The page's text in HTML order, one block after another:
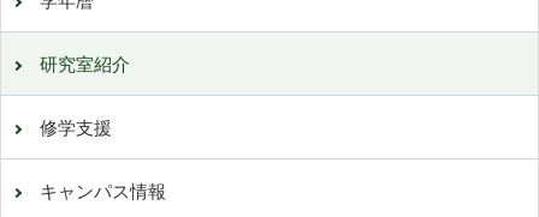
研究室紹介
修学支援
キャンパス情報